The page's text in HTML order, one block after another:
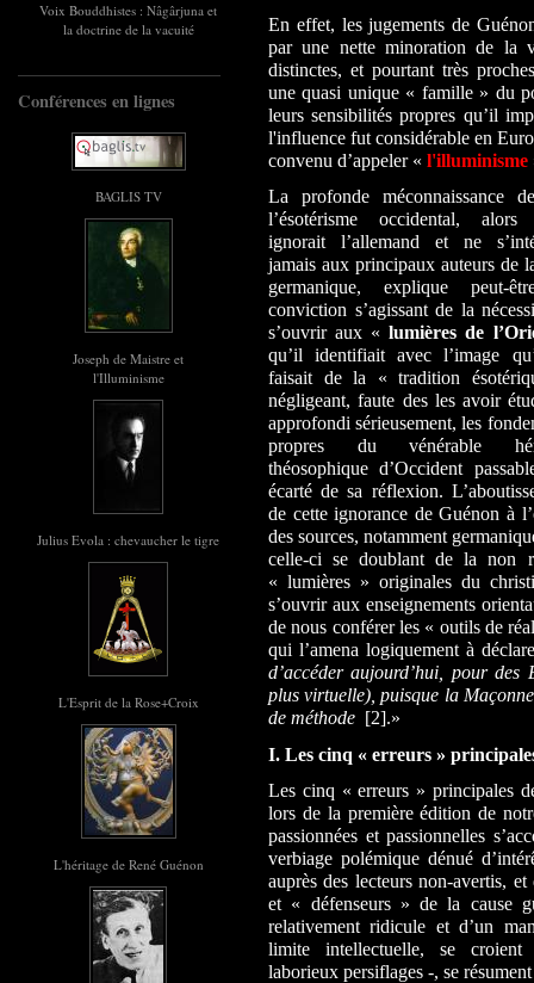
Voix Bouddhistes : Nâgârjuna et
la doctrine de la vacuité
Conférences en lignes
BAGLIS TV
Joseph de Maistre et
l'Illuminisme
Julius Evola : chevaucher le tigre
L'Esprit de la Rose+Croix
L'héritage de René Guénon
En effet, les jugements de
par une nette minoration de la
distinctes, et pourtant très
une quasi unique « famille » du
leurs sensibilités propres qu’il
l'influence fut considérable en
convenu d’appeler « l'illuminisme
La profonde méconnaissance
l’ésotérisme occidental, alors
ignorait l’allemand et ne
jamais aux principaux auteurs de
germanique, explique peut-
conviction s’agissant de la
s’ouvrir aux «lumières de
qu’il identifiait avec l’image
faisait de la « tradition
négligeant, faute des les avoir
approfondi sérieusement, les
propres du vénérable
théosophique d’Occident
écarté de sa réflexion.
de cette ignorance de Guénon à
des sources, notamment
celle-ci se doublant de la non
« lumières » originales du
s’ouvrir aux enseignements
de nous conférer les « outils de
qui l’amena logiquement à
d’accéder aujourd’hui, pour des
plus virtuelle), puisque la
de méthode [2].»
I. Les cinq « erreurs »
Les cinq « erreurs » principales
lors de la première édition de
passionnées et passionnelles
verbiage polémique dénué
auprès des lecteurs non-avertis,
et « défenseurs » de la cause
relativement ridicule et d’un
limite intellectuelle, se croient
laborieux persiflages -, se